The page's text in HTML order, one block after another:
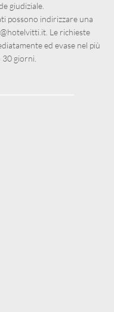
giudiziale.
possono indirizzare una
Le richieste
ed evase nel più
giorni.